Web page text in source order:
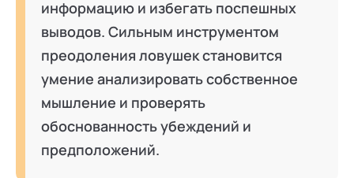
информацию и избегать поспешных
выводов. Сильным инструментом
преодоления ловушек становится
умение анализировать собственное
мышление и проверять
обоснованность убеждений и
предположений.